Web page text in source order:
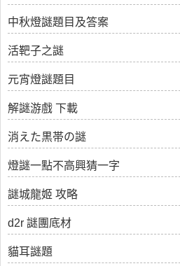
中秋燈謎題目及答案
活靶子之謎
元宵燈謎題目
解謎游戲 下載
消えた黒帯の謎
燈謎一點不高興猜一字
謎城龍姬 攻略
d2r 謎團底材
貓耳謎題